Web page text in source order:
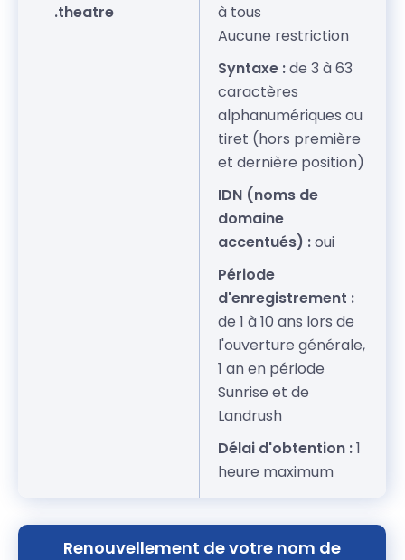
.theatre
à tous
Aucune restriction
Syntaxe :de 3 à 63
caractères
alphanumériques ou
tiret (hors première
et dernière position)
IDN (noms de
domaine
accentués) :oui
Période
d'enregistrement :
de 1 à 10 ans lors de
l'ouverture générale,
1 an en période
Sunrise et de
Landrush
Délai d'obtention :1
heure maximum
Renouvellement de votre nom de